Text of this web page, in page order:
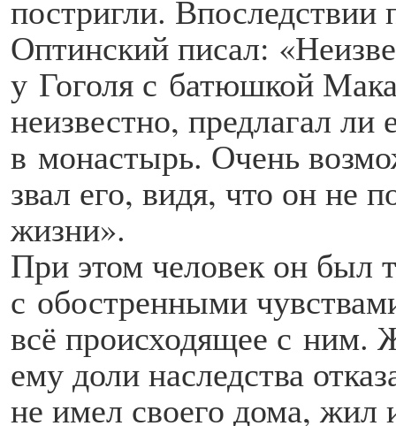
постригли.
Оптинский писал:
у Гоголя с батюшкой
неизвестно, предлагал ли
в монастырь. Очень
звал его, видя, что он не
жизни».
При этом человек он был
с обостренными
всё происходящее с ним.
ему доли наследства
не имел своего дома, жил